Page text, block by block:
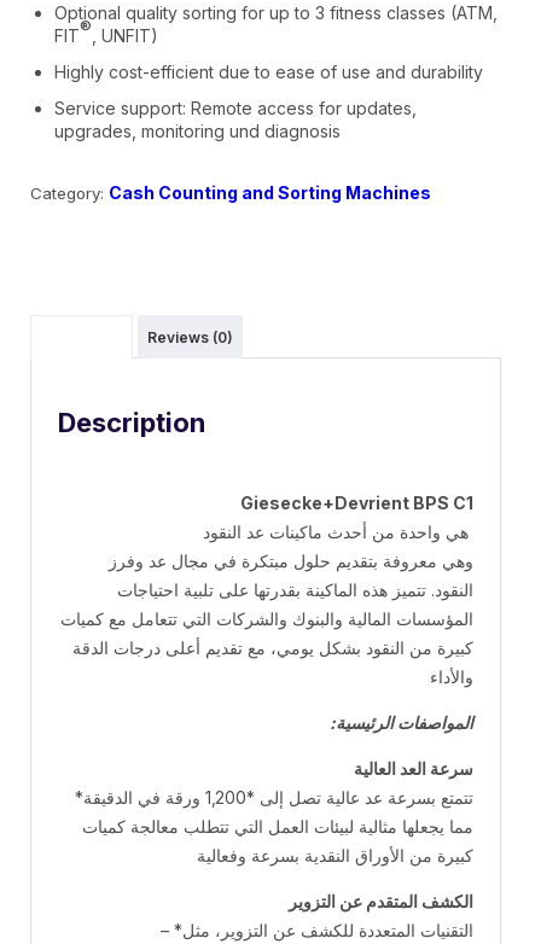
Optional quality sorting for up to 3 fitness classes (ATM,
FIT® , UNFIT)
Highly cost-efficient due to ease of use and durability
Service support: Remote access for updates,
upgrades, monitoring und diagnosis
Category: Cash Counting and Sorting Machines
Reviews (0)
Description
Giesecke+Devrient BPS C1
النقود. تتميز هذه الماكينة بقدرتها على تلبية احتياجات
المؤسسات المالية والبنوك والشركات التي تتعامل مع كميات
كبيرة من النقود بشكل يومي، مع تقديم أعلى درجات الدقة
والأداء
:المواصفات الرئيسية
سرعة العد العالية
‎ تتمتع بسرعة عد عالية تصل إلى *1,200 ورقة في الدقيقة*
مما يجعلها مثالية لبيئات العمل التي تتطلب معالجة كميات
كبيرة من الأوراق النقدية بسرعة وفعالية
الكشف المتقدم عن التزوير
‎ – *التقنيات المتعددة للكشف عن التزوير، مثل